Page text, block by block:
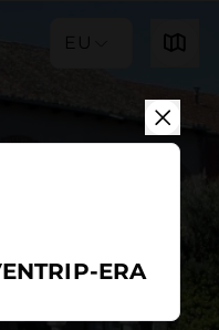
EU
ERA